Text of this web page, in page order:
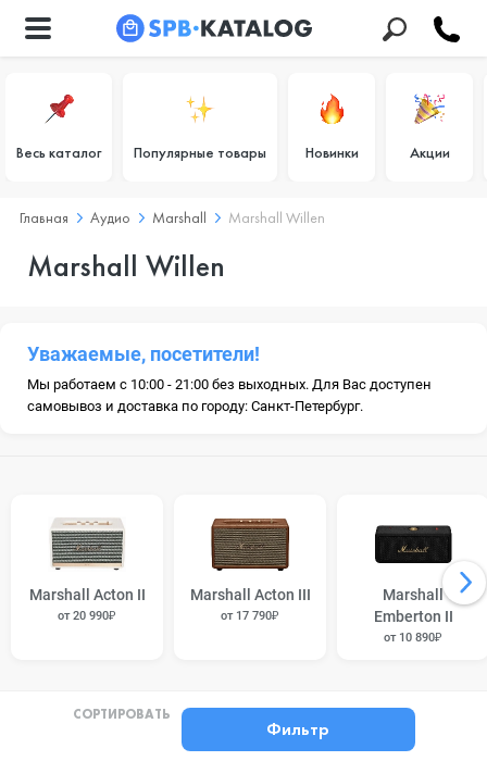
Весь каталог Популярные товары Новинки Акции
Главная Аудио Marshall Marshall Willen
Marshall Willen
Уважаемые, посетители!
Мы работаем с 10:00 - 21:00 без выходных. Для Вас доступен
самовывоз и доставка по городу: Санкт-Петербург.
Marshall Acton II
от 20 990₽
Marshall Acton III
от 17 790₽
Marshall
Emberton II
от 10 890₽
СОРТИРОВАТЬ
Фильтр